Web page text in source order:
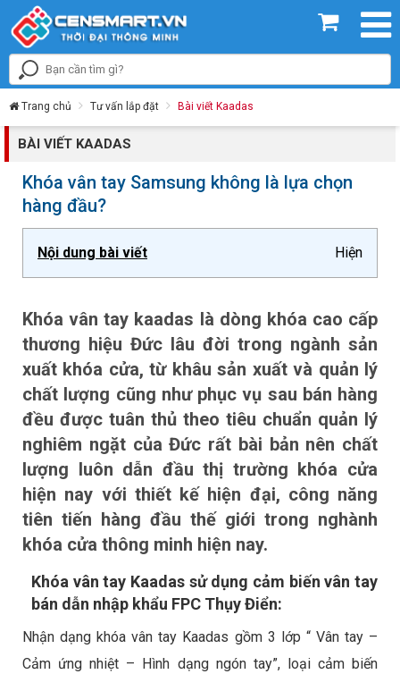
Trang chủ Tư vấn lắp đặt Bài viết Kaadas
BÀI VIẾT KAADAS
Khóa vân tay Samsung không là lựa chọn
hàng đầu?
Nội dung bài viết Hiện
Khóa vân tay kaadas là dòng khóa cao cấp
thương hiệu Đức lâu đời trong ngành sản
xuất khóa cửa, từ khâu sản xuất và quản lý
chất lượng cũng như phục vụ sau bán hàng
đều được tuân thủ theo tiêu chuẩn quản lý
nghiêm ngặt của Đức rất bài bản nên chất
lượng luôn dẫn đầu thị trường khóa cửa
hiện nay với thiết kế hiện đại, công năng
tiên tiến hàng đầu thế giới trong nghành
khóa cửa thông minh hiện nay.
Khóa vân tay Kaadas sử dụng cảm biến vân tay
bán dẫn nhập khẩu FPC Thụy Điển:
Nhận dạngkhóa vân tay Kaadas gồm 3 lớp “ Vân tay –
Cảm ứng nhiệt – Hình dạng ngón tay”, loại cảm biến